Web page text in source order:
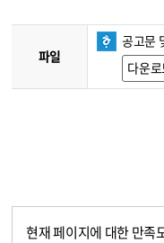
파일
공고문
다운
현재 페이지에 대한 만족